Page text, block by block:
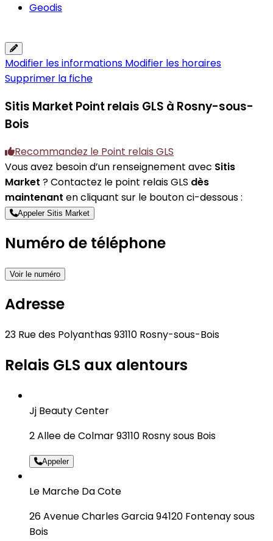
Geodis
Modifier les informations Modifier les horaires
Supprimer la fiche
Sitis Market Point relais GLS à Rosny-sous-
Bois
Recommandez le Point relais GLS
Vous avez besoin d’un renseignement avec Sitis
Market ? Contactez le point relais GLS dès
maintenant en cliquant sur le bouton ci-dessous :
Appeler Sitis Market
Numéro de téléphone
Voir le numéro
Adresse
23 Rue des Polyanthas 93110 Rosny-sous-Bois
Relais GLS aux alentours
Jj Beauty Center
2 Allee de Colmar 93110 Rosny sous Bois
Appeler
Le Marche Da Cote
26 Avenue Charles Garcia 94120 Fontenay sous
Bois